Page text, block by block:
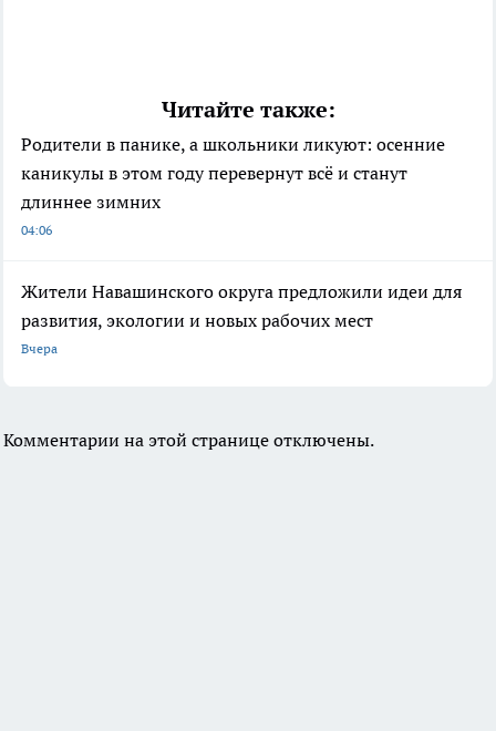
Читайте также:
Родители в панике, а школьники ликуют: осенние
каникулы в этом году перевернут всё и станут
длиннее зимних
04:06
Жители Навашинского округа предложили идеи для
развития, экологии и новых рабочих мест
Вчера
Комментарии на этой странице отключены.